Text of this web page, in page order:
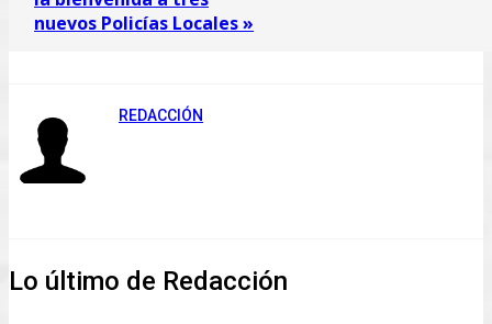
nuevos Policías Locales »
REDACCIÓN
Lo último de Redacción